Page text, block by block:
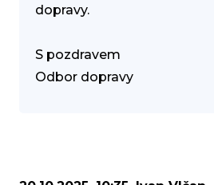
dopravy.
​S pozdravem
Odbor dopravy